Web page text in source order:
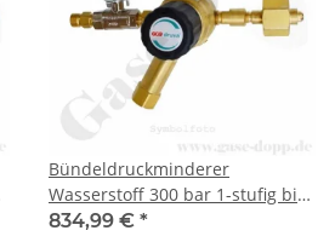
Bündeldruckminderer
Wasserstoff 300 bar 1-stufig bis
10 bar regelbar - Anschluss
834,99 € *